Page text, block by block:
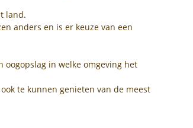
land.
anders en is er keuze van een
oogopslag in welke omgeving het
te kunnen genieten van de meest